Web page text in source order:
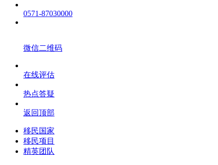
0571-87030000
微信二维码
在线评估
热点答疑
返回顶部
移民国家
移民项目
精英团队